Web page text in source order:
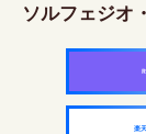
ソルフェジ
楽